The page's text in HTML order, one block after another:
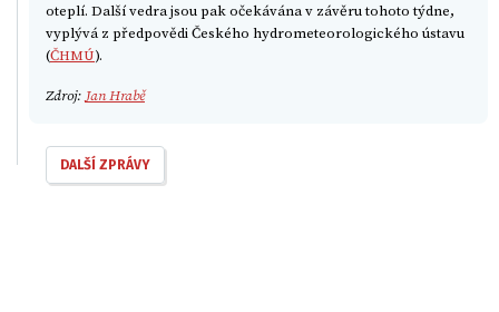
oteplí. Další vedra jsou pak očekávána v závěru tohoto týdne,
vyplývá z předpovědi Českého hydrometeorologického ústavu
(ČHMÚ).
Zdroj: Jan Hrabě
DALŠÍ ZPRÁVY